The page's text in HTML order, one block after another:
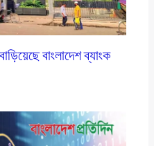
বাংলাদেশ ব্যাংক